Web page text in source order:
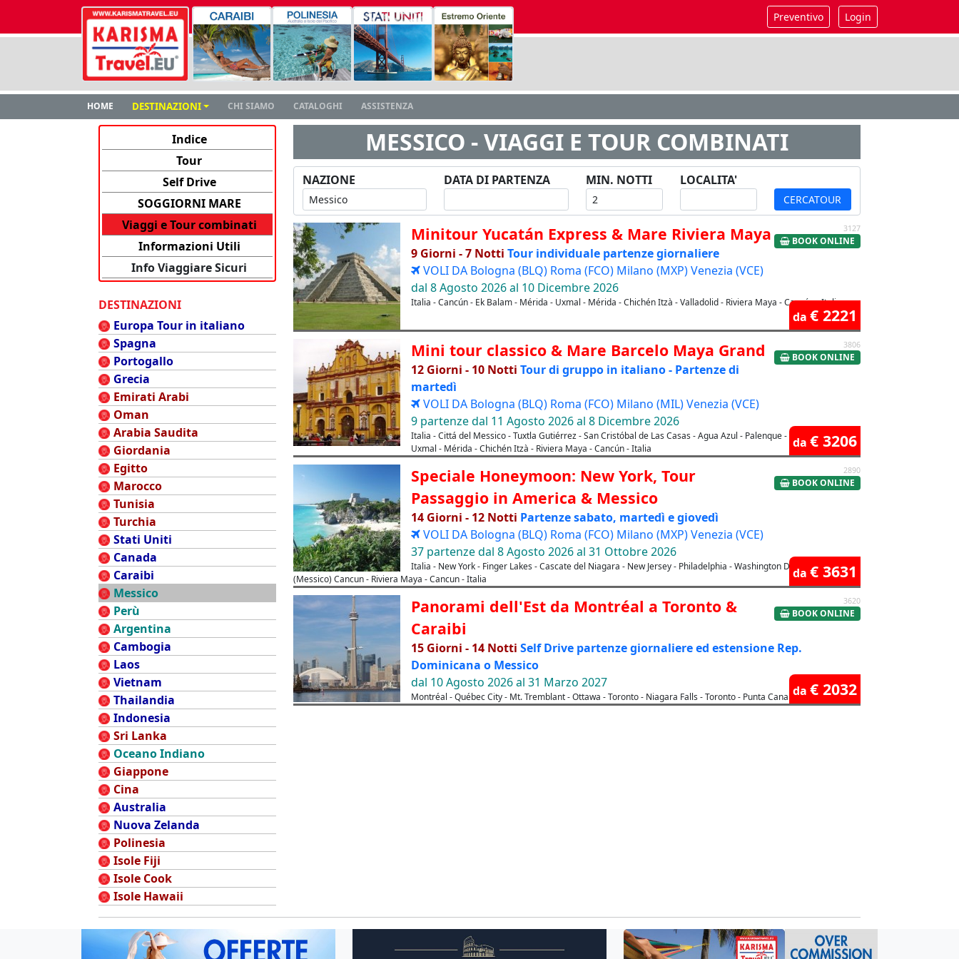
Preventivo Login
HOME DESTINAZIONI CHI SIAMO CATALOGHI ASSISTENZA
Indice
Tour
Self Drive
SOGGIORNI MARE
Viaggi e Tour combinati
Informazioni Utili
Info Viaggiare Sicuri
DESTINAZIONI
Europa Tour in italiano
Spagna
Portogallo
Grecia
Emirati Arabi
Oman
Arabia Saudita
Giordania
Egitto
Marocco
Tunisia
Turchia
Stati Uniti
Canada
Caraibi
Messico
Perù
Argentina
Cambogia
Laos
Vietnam
Thailandia
Indonesia
Sri Lanka
Oceano Indiano
Giappone
Cina
Australia
Nuova Zelanda
Polinesia
Isole Fiji
Isole Cook
Isole Hawaii
MESSICO - VIAGGI E TOUR COMBINATI
NAZIONE DATA DI PARTENZA MIN. NOTTI LOCALITA'
CERCATOUR
3127
BOOK ONLINE
Minitour Yucatán Express & Mare Riviera Maya
9 Giorni - 7 Notti Tour individuale partenze giornaliere
VOLI DA Bologna (BLQ) Roma (FCO) Milano (MXP) Venezia (VCE)
dal 8 Agosto 2026 al 10 Dicembre 2026
Italia - Cancún - Ek Balam - Mérida - Uxmal - Mérida - Chichén Itzà - Valladolid - Riviera Maya - Cancún - Italia
da € 2221
3806
BOOK ONLINE
Mini tour classico & Mare Barcelo Maya Grand
12 Giorni - 10 Notti Tour di gruppo in italiano - Partenze di
martedì
VOLI DA Bologna (BLQ) Roma (FCO) Milano (MIL) Venezia (VCE)
9 partenze dal 11 Agosto 2026 al 8 Dicembre 2026
Italia - Cittá del Messico - Tuxtla Gutiérrez - San Cristóbal de Las Casas - Agua Azul - Palenque - Campeche -
Uxmal - Mérida - Chichén Itzà - Riviera Maya - Cancún - Italia
da € 3206
2890
BOOK ONLINE
Speciale Honeymoon: New York, Tour
Passaggio in America & Messico
14 Giorni - 12 Notti Partenze sabato, martedì e giovedì
VOLI DA Bologna (BLQ) Roma (FCO) Milano (MXP) Venezia (VCE)
37 partenze dal 8 Agosto 2026 al 31 Ottobre 2026
Italia - New York - Finger Lakes - Cascate del Niagara - New Jersey - Philadelphia - Washington D.C. - New York
(Messico) Cancun - Riviera Maya - Cancun - Italia
da € 3631
3620
BOOK ONLINE
Panorami dell'Est da Montréal a Toronto &
Caraibi
15 Giorni - 14 Notti Self Drive partenze giornaliere ed estensione Rep.
Dominicana o Messico
dal 10 Agosto 2026 al 31 Marzo 2027
Montréal - Québec City - Mt. Tremblant - Ottawa - Toronto - Niagara Falls - Toronto - Punta Cana o Riviera Maya
da € 2032